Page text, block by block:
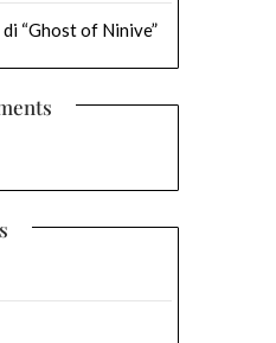
“Ghost of Ninive”